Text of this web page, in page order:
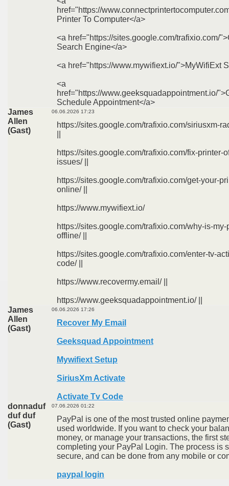
href="https://
Printer To Computer</a>
<a href="https://sites.google.com/trafixio.com/
Search Engine</a>
<a href="https://www.mywifiext.io/">MyWifiExt
<a
href="https://www.geeksquadappointment.io/
Schedule Appointment</a>
James
Allen
(Gast)
06.06.2026 17:23
https://sites.google.com/trafixio.com/siriusxm-
https://sites.google.com/trafixio.com/fix-printer-
issues/ ||
https://sites.google.com/trafixio.com/get-your-
online/ ||
https://www.mywifiext.io/
https://sites.google.com/trafixio.com/why-is-my-
offline/ ||
https://sites.google.com/trafixio.com/enter-tv-
code/ ||
https://www.recovermy.email/ ||
https://www.geeksquadappointment.io/ ||
James
Allen
(Gast)
06.06.2026 17:26
Recover My Email
Geeksquad Appointment
Mywifiext Setup
SiriusXm Activate
Activate Tv Code
donnaduf
duf duf
(Gast)
07.06.2026 01:22
PayPal is one of the most trusted online
used worldwide. If you want to check your
money, or manage your transactions, the first
completing your PayPal Login. The process is
secure, and can be done from any mobile or
paypal login